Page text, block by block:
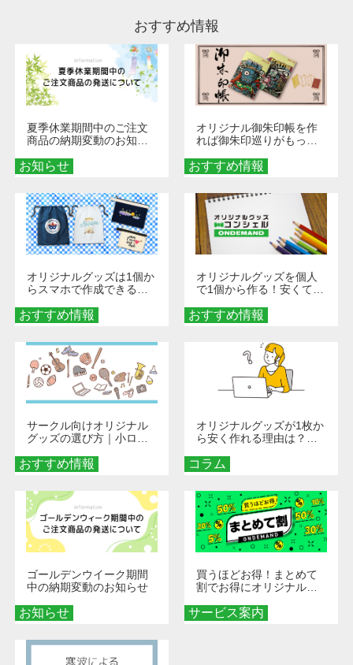
おすすめ情報
お知らせ
夏季休業期間中のご注文
商品の納期変動のお知ら
おすすめ情報
オリジナル御朱印帳を作
れば御朱印巡りがもっと
ダーメイドする魅力と選
び方
おすすめ情報
オリジナルグッズは1個か
らスマホで作成できる！
くなる巾着＆ポーチ活用
術
おすすめ情報
オリジナルグッズを個人
で1個から作る！安くて簡
秘訣
おすすめ情報
サークル向けオリジナル
グッズの選び方｜小ロッ
める秘訣
コラム
オリジナルグッズが1枚か
ら安く作れる理由は？オ
とメリットを解説
お知らせ
ゴールデンウイーク期間
中の納期変動のお知らせ
サービス案内
買うほどお得！まとめて
割でお得にオリジナルグ